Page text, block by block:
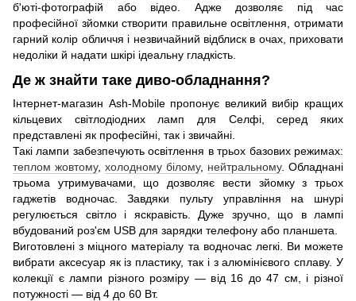
б'юті-фотографій або відео. Адже дозволяє під час
професійної зйомки створити правильне освітлення, отримати
гарний колір обличчя і незвичайний відблиск в очах, приховати
недоліки й надати шкірі ідеальну гладкість.
Де ж знайти таке диво-обладнання?
Інтернет-магазин Аsh-Мobile пропонує великий вибір кращих
кільцевих світлодіодних ламп для Селфі, серед яких
представлені як професійні, так і звичайні.
Такі лампи забезпечують освітлення в трьох базових режимах:
теплом жовтому, холодному білому, нейтральному. Обладнані
трьома утримувачами, що дозволяє вести зйомку з трьох
гаджетів водночас. Завдяки пульту управління на шнурі
регулюється світло і яскравість. Дуже зручно, що в лампі
вбудований роз'єм USB для зарядки телефону або планшета.
Виготовлені з міцного матеріалу та водночас легкі. Ви можете
вибрати аксесуар як із пластику, так і з алюмінієвого сплаву. У
колекції є лампи різного розміру — від 16 до 47 см, і різної
потужності — від 4 до 60 Вт.